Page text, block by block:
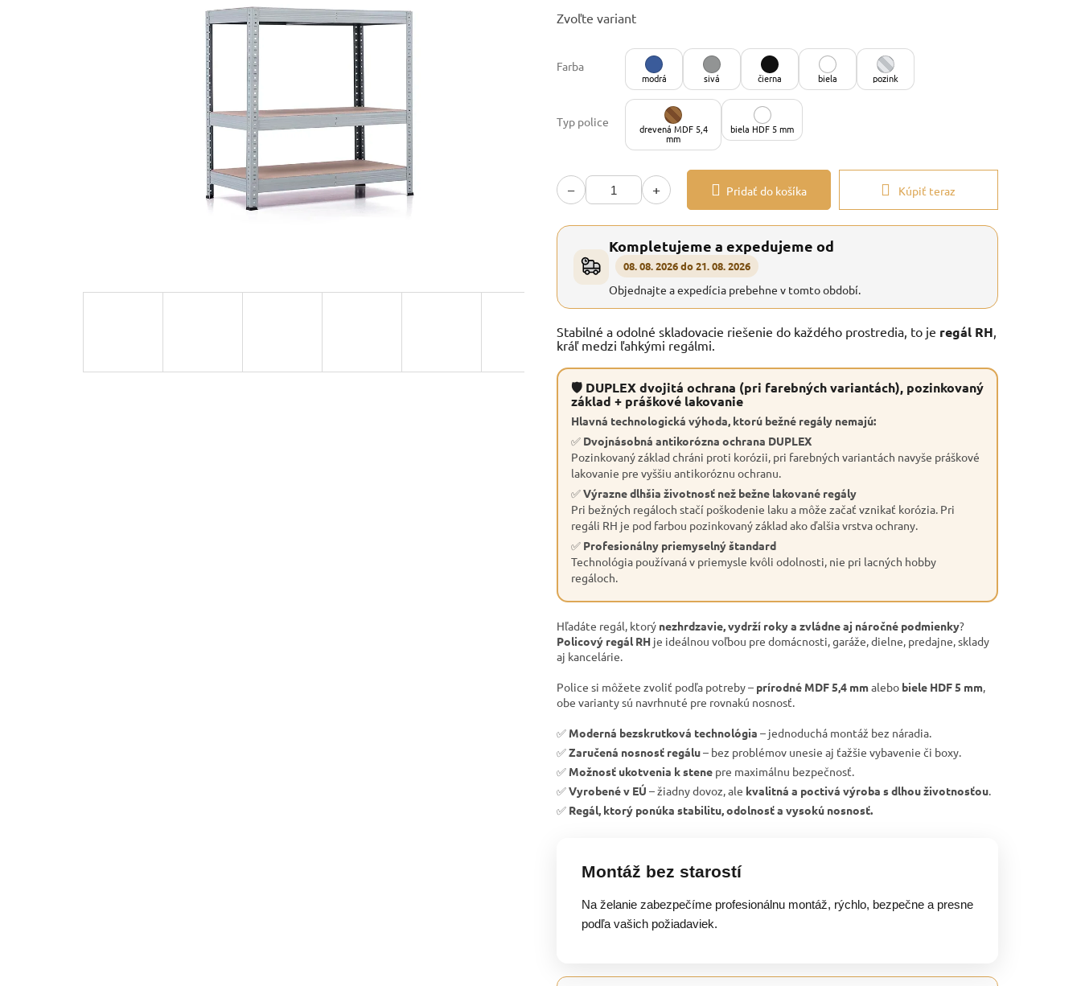
cena:
Zvoľte variant
Farba
modrá sivá čierna biela pozink
Typ police drevená MDF 5,4
mm
biela HDF 5 mm
− + Pridať do košíka Kúpiť teraz
Kompletujeme a expedujeme od
08. 08. 2026 do 21. 08. 2026
Objednajte a expedícia prebehne v tomto období.
Stabilné a odolné skladovacie riešenie do každého prostredia, to je regál RH,
kráľ medzi ľahkými regálmi.
🛡 DUPLEX dvojitá ochrana (pri farebných variantách), pozinkovaný
základ + práškové lakovanie
Hlavná technologická výhoda, ktorú bežné regály nemajú:
✅ Dvojnásobná antikorózna ochrana DUPLEX
Pozinkovaný základ chráni proti korózii, pri farebných variantách navyše práškové
lakovanie pre vyššiu antikoróznu ochranu.
✅Výrazne dlhšia životnosť než bežne lakované regály
Pri bežných regáloch stačí poškodenie laku a môže začať vznikať korózia. Pri
regáli RH je pod farbou pozinkovaný základ ako ďalšia vrstva ochrany.
✅ Profesionálny priemyselný štandard
Technológia používaná v priemysle kvôli odolnosti, nie pri lacných hobby
regáloch.
Hľadáte regál, ktorý nezhrdzavie, vydrží roky a zvládne aj náročné podmienky?
Policový regál RH je ideálnou voľbou pre domácnosti, garáže, dielne, predajne, sklady
aj kancelárie.
Police si môžete zvoliť podľa potreby – prírodné MDF 5,4 mmalebo biele HDF 5 mm,
obe varianty sú navrhnuté pre rovnakú nosnosť.
✅ Moderná bezskrutková technológia – jednoduchá montáž bez náradia.
✅Zaručená nosnosť regálu– bez problémov unesie aj ťažšie vybavenie či boxy.
✅ Možnosť ukotvenia k stene pre maximálnu bezpečnosť.
✅Vyrobené v EÚ – žiadny dovoz, ale kvalitná a poctivá výroba s dlhou životnosťou.
✅ Regál, ktorý ponúka stabilitu, odolnosť a vysokú nosnosť.
Montáž bez starostí
Na želanie zabezpečíme profesionálnu montáž, rýchlo, bezpečne a presne
podľa vašich požiadaviek.